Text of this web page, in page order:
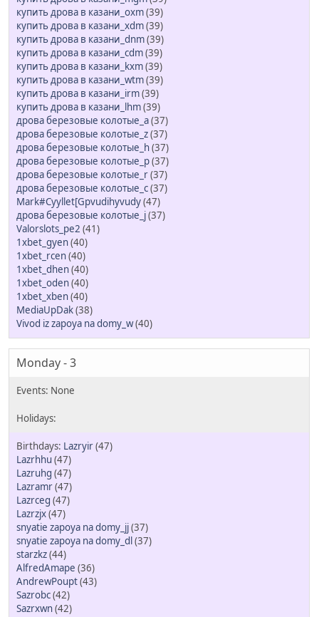
купить дрова в казани_oxm(39)
купить дрова в казани_xdm(39)
купить дрова в казани_dnm(39)
купить дрова в казани_cdm(39)
купить дрова в казани_kxm(39)
купить дрова в казани_wtm(39)
купить дрова в казани_irm(39)
купить дрова в казани_lhm(39)
дрова березовые колотые_a(37)
дрова березовые колотые_z(37)
дрова березовые колотые_h(37)
дрова березовые колотые_p(37)
дрова березовые колотые_r(37)
дрова березовые колотые_c(37)
Mark#Cyyllet[Gpvudihyvudy(47)
дрова березовые колотые_j(37)
Valorslots_pe2 (41)
1xbet_gyen(40)
1xbet_rcen(40)
1xbet_dhen(40)
1xbet_oden(40)
1xbet_xben(40)
MediaUpDak(38)
Vivod iz zapoya na domy_w(40)
Monday - 3
Lazryir(47)
Lazrhhu (47)
Lazruhg (47)
Lazramr(47)
Lazrceg (47)
Lazrzjx(47)
snyatie zapoya na domy_jj(37)
snyatie zapoya na domy_dl(37)
starzkz(44)
AlfredAmape (36)
AndrewPoupt(43)
Sazrobc(42)
Sazrxwn(42)